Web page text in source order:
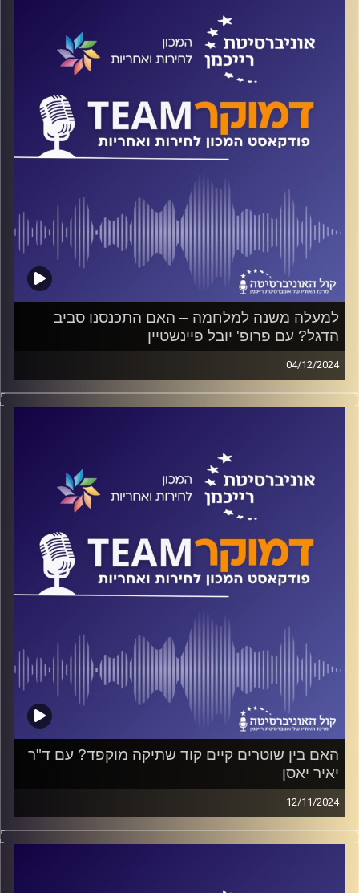
הקוד האתי "רוח צה"ל". על כל אלה ועוד ישוחח ד"ר חיים וייצמן
עם פרופ' אבי שגיא.
המכון לחירות ואחריות
למעלה משנה למלחמה – האם התכנסנו סביב
הדגל? עם פרופ' יובל פיינשטיין
04/12/2024
פודקאסט המכון לחירות ואחריות באוניברסיטת רייכמן
המלחמה, על התמיכה בממשלה אחרי טבח השבעה באוקטובר
והמלחמה? כיצד משפיע אופי השיח בפוליטיקה הישראלית על
אופי המחאה והרכב המשתתפים בה? על כל אלה ועוד ישוחח
ד"ר חיים וייצמן עם פרופ' יובל פיינשטיין
קרדיט תמונות:המכון לחירות ואחריות
האם בין שוטרים קיים קוד שתיקה מוקפד? עם ד"ר
יאיר יאסן
12/11/2024
פודקאסט המכון לחירות ואחריות באוניברסיטת רייכמן